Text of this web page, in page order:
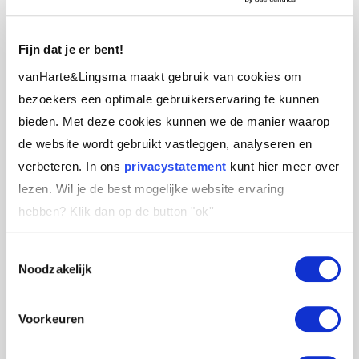
Fijn dat je er bent!
vanHarte&Lingsma maakt gebruik van cookies om
bezoekers een optimale gebruikerservaring te kunnen
bieden. Met deze cookies kunnen we de manier waarop
de website wordt gebruikt vastleggen, analyseren en
verbeteren. In ons privacystatement kunt hier meer over
lezen. Wil je de best mogelijke website ervaring
hebben? Klik dan op de button "ok''
Noodzakelijk
Voorkeuren
niet om er niet meer in te stappen. De kunst is
jezelf er niet meer om te veroordelen. En er
Persoonlijk leiderschap
Uiteindelijk draait de KIM om persoonlijk
leiderschap: hoe kun jij je persoonlijk leiderschap
inzetten in situaties waar het erop aankomt?
jouw eigen antwoord? Hoe zet je soms je gevoel
meer in en soms juist niet? En hoe vergroot je